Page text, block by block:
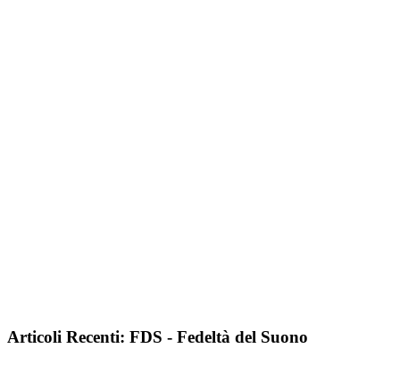
Articoli Recenti: FDS - Fedeltà del Suono